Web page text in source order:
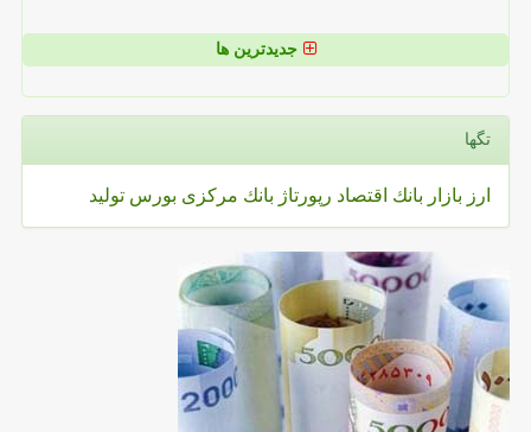
جدیدترین ها
تگها
ارز بازار بانك اقتصاد رپورتاژ بانك مركزی بورس تولید